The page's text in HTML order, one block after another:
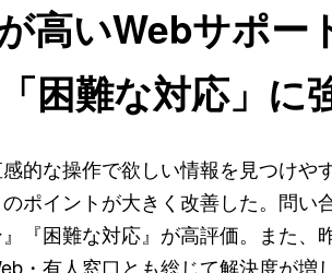
高いWebサポー
困難な対応」に
的な操作で欲しい情報を見つけや
ポイントが大きく改善した。問い
『困難な対応』が高評価。また、
・有人窓口とも総じて解決度が増